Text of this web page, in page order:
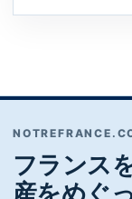
フランス